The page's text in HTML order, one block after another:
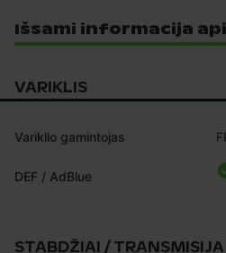
Išsami informacija
VARIKLIS
Variklio gamintojas
DEF / AdBlue
STABDŽIAI / TRANSMISIJA